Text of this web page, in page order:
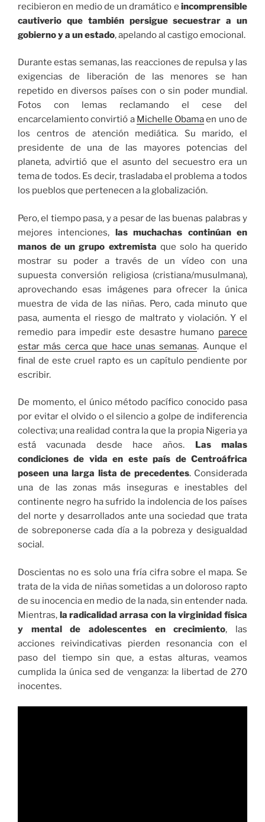
recibieron en medio de un dramático e incomprensible
cautiverio que también persigue secuestrar a un
gobierno y a un estado, apelando al castigo emocional.
Durante estas semanas, las reacciones de repulsa y las
exigencias de liberación de las menores se han
repetido en diversos países con o sin poder mundial.
Fotos con lemas reclamando el cese del
encarcelamiento convirtió a Michelle Obamaen uno de
los centros de atención mediática. Su marido, el
presidente de una de las mayores potencias del
planeta, advirtió que el asunto del secuestro era un
tema de todos. Es decir, trasladaba el problema a todos
los pueblos que pertenecen a la globalización.
Pero, el tiempo pasa, y a pesar de las buenas palabras y
mejores intenciones, las muchachas continúan en
manos de un grupo extremista que solo ha querido
mostrar su poder a través de un vídeo con una
supuesta conversión religiosa (cristiana/musulmana),
aprovechando esas imágenes para ofrecer la única
muestra de vida de las niñas. Pero, cada minuto que
pasa, aumenta el riesgo de maltrato y violación. Y el
remedio para impedir este desastre humano parece
estar más cerca que hace unas semanas. Aunque el
final de este cruel rapto es un capítulo pendiente por
escribir.
De momento, el único método pacífico conocido pasa
por evitar el olvido o el silencio a golpe de indiferencia
colectiva; una realidad contra la que la propia Nigeria ya
está vacunada desde hace años. Las malas
condiciones de vida en este país de Centroáfrica
poseen una larga lista de precedentes. Considerada
una de las zonas más inseguras e inestables del
continente negro ha sufrido la indolencia de los países
del norte y desarrollados ante una sociedad que trata
de sobreponerse cada día a la pobreza y desigualdad
social.
Doscientas no es solo una fría cifra sobre el mapa. Se
trata de la vida de niñas sometidas a un doloroso rapto
de su inocencia en medio de la nada, sin entender nada.
Mientras, la radicalidad arrasa con la virginidad física
y mental de adolescentes en crecimiento, las
acciones reivindicativas pierden resonancia con el
paso del tiempo sin que, a estas alturas, veamos
cumplida la única sed de venganza: la libertad de 270
inocentes.